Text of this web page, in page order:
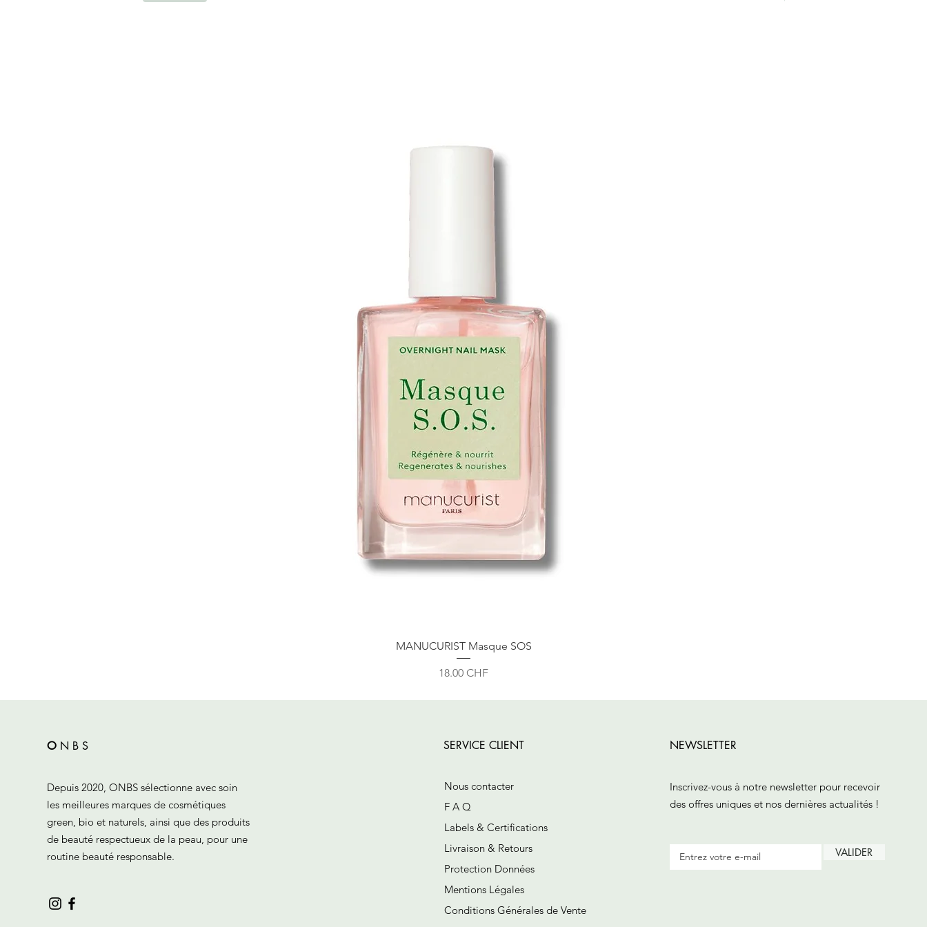
MANUCURIST Masque SOS
Prix
18.00 CHF
O N B S
Depuis 2020, ONBS sélectionne avec soin
les meilleures marques de cosmétiques
green, bio et naturels, ainsi que des produits
de beauté respectueux de la peau, pour une
routine beauté responsable.
SERVICE CLIENT
Nous contacter
F A Q
Labels & Certifications
Livraison & Retours
Protection Données
Mentions Légales
Conditions Générales de Vente
NEWSLETTER
Inscrivez-vous à notre newsletter pour recevoir
des offres uniques et nos dernières actualités !
VALIDER